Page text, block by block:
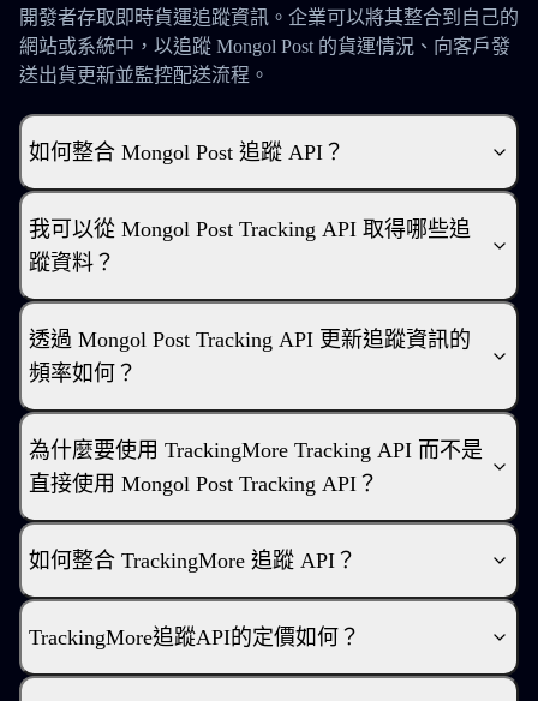
開發者存取即時貨運追蹤資訊。企業可以將其整合到自己的
網站或系統中，以追蹤 Mongol Post 的貨運情況、向客戶發
送出貨更新並監控配送流程。
如何整合 Mongol Post 追蹤 API？
我可以從 Mongol Post Tracking API 取得哪些追
蹤資料？
透過 Mongol Post Tracking API 更新追蹤資訊的
頻率如何？
為什麼要使用 TrackingMore Tracking API 而不是
直接使用 Mongol Post Tracking API？
如何整合 TrackingMore 追蹤 API？
TrackingMore追蹤API的定價如何？